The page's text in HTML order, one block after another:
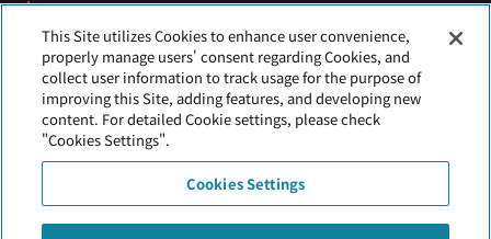
This Site utilizes Cookies to enhance user convenience,
properly manage users' consent regarding Cookies, and
collect user information to track usage for the purpose of
improving this Site, adding features, and developing new
content. For detailed Cookie settings, please check
"Cookies Settings".
Cookies Settings